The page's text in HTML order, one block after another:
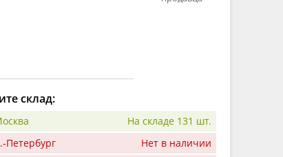
склад:
На складе 131 шт.
Петербург
Нет в наличии